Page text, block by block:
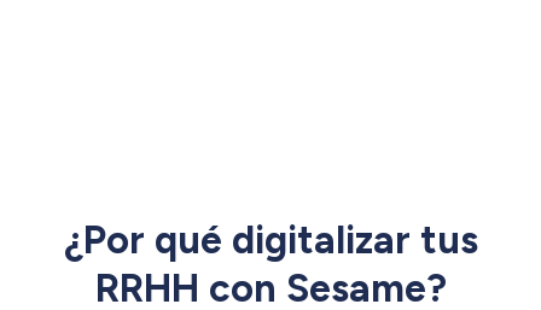
¿Por qué digitalizar tus
RRHH con Sesame?